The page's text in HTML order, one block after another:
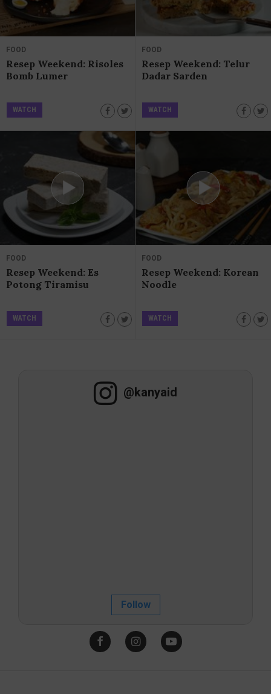
FOOD
Resep Weekend: Risoles
Bomb Lumer
WATCH
FOOD
Resep Weekend: Telur
Dadar Sarden
WATCH
FOOD
Resep Weekend: Es
Potong Tiramisu
WATCH
FOOD
Resep Weekend: Korean
Noodle
WATCH
@kanyaid
Follow